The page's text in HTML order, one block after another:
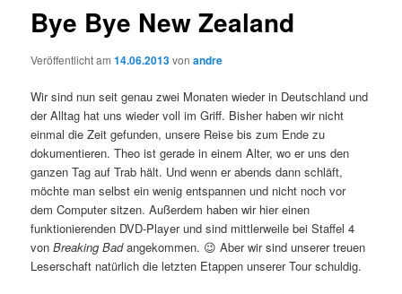
Bye Bye New Zealand
Veröffentlicht am14.06.2013vonandre
Wir sind nun seit genau zwei Monaten wieder in Deutschland und
der Alltag hat uns wieder voll im Griff. Bisher haben wir nicht
einmal die Zeit gefunden, unsere Reise bis zum Ende zu
dokumentieren. Theo ist gerade in einem Alter, wo er uns den
ganzen Tag auf Trab hält. Und wenn er abends dann schläft,
möchte man selbst ein wenig entspannen und nicht noch vor
dem Computer sitzen. Außerdem haben wir hier einen
funktionierenden DVD-Player und sind mittlerweile bei Staffel 4
vonBreaking Badangekommen. 😉 Aber wir sind unserer treuen
Leserschaft natürlich die letzten Etappen unserer Tour schuldig.